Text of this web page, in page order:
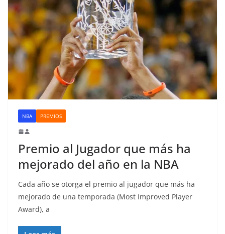
NBA PREMIOS
Premio al Jugador que más ha
mejorado del año en la NBA
Cada año se otorga el premio al jugador que más ha
mejorado de una temporada (Most Improved Player
Award), a